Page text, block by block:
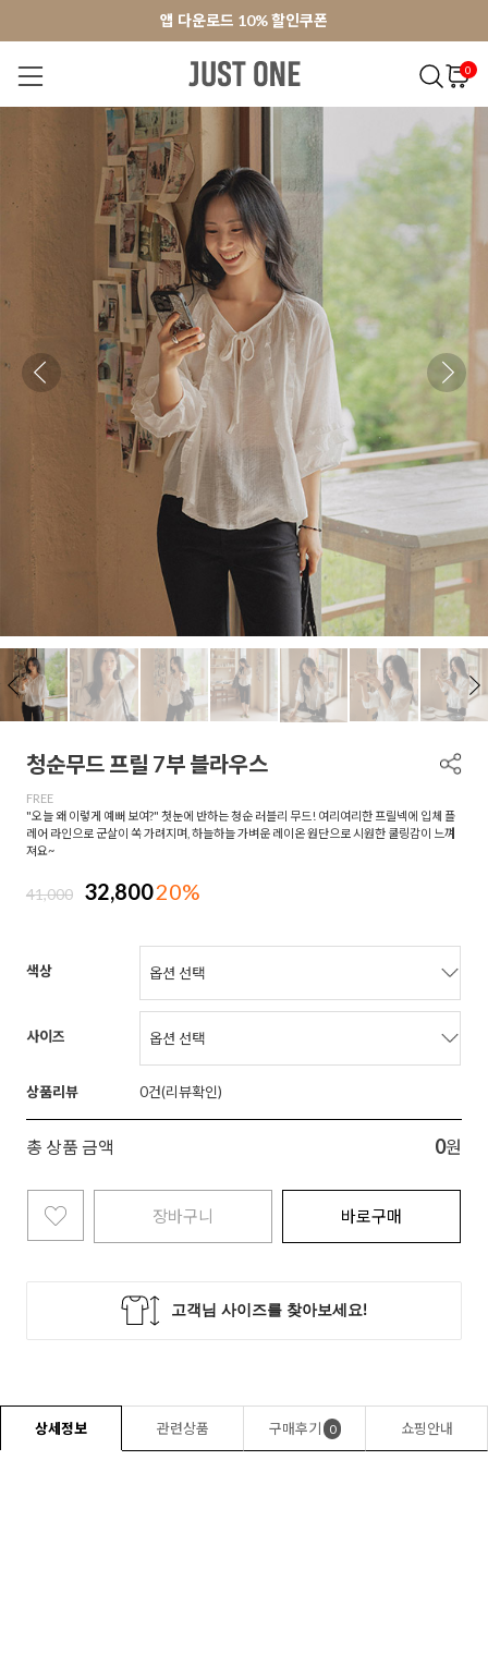
앱 다운로드 10% 할인쿠폰
회원가입 쿠폰 3000원
앱 다운로드 10% 할인쿠폰
회원가입 쿠폰 3000원
0
NEW 7% BEST 오늘출발 MADE . J 팬츠 아
청순무드 프릴 7부 블라우스
FREE
"오늘 왜 이렇게 예뻐 보여?" 첫눈에 반하는 청순 러블리 무드! 여리여리한 프릴넥에 입체 플
레어 라인으로 군살이 쏙 가려지며, 하늘하늘 가벼운 레이온 원단으로 시원한 쿨링감이 느껴
져요~
41,000 32,80020%
색상
사이즈
상품리뷰 0
총 상품 금액 0원
장바구니 바로구매
상세정보 관련상품 구매후기 0 쇼핑안내